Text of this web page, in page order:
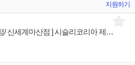
지원하기
[시슬리뷰티그룹] [ 롯데대전점/ 신세계마산점 ] 시슬리코리아 제품디스플레이 매장판매사원